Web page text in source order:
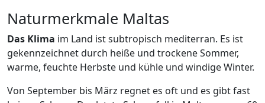
Naturmerkmale Maltas
Das Klima im Land ist subtropisch mediterran. Es ist
gekennzeichnet durch heiße und trockene Sommer,
warme, feuchte Herbste und kühle und windige Winter.
Von September bis März regnet es oft und es gibt fast